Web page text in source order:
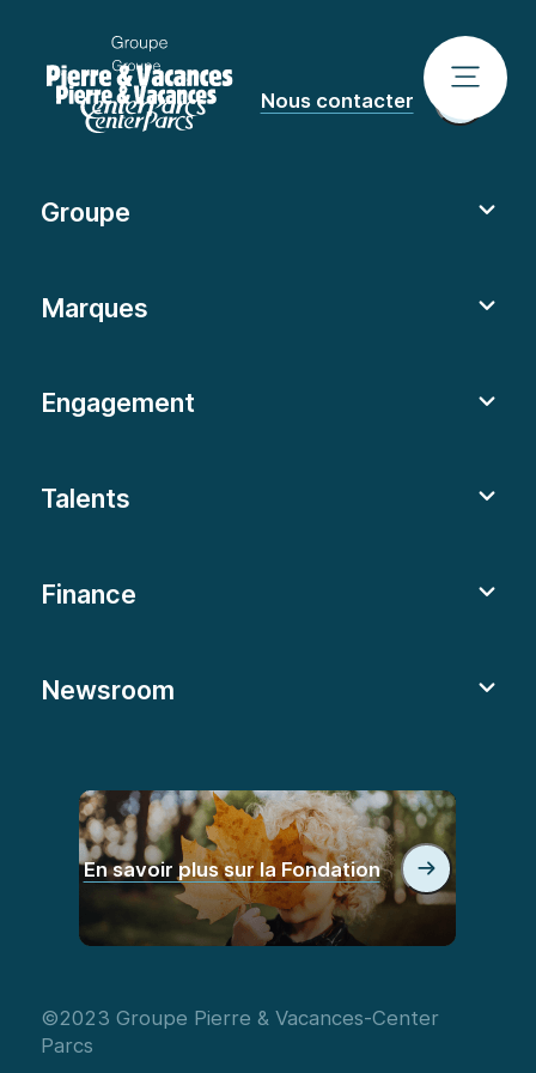
Nous contacter
Groupe
Marques
Engagement
Talents
Finance
Newsroom
En savoir plus sur la Fondation
©2023 Groupe Pierre & Vacances-Center
Parcs